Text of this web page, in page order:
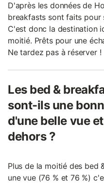
D'après les données de
breakfasts sont faits pour
C'est donc la destination
moitié. Prêts pour une
Ne tardez pas à réserver !
Les bed &
sont-ils une
d'une belle vue
dehors ?
Plus de la moitié des bed
une vue (76 % et 76 %)